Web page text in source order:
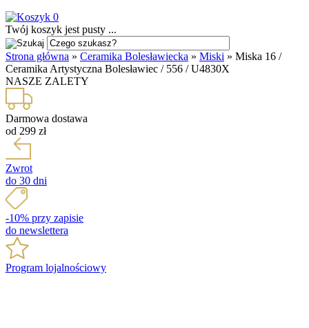
0
Twój koszyk jest pusty ...
Strona główna » Ceramika Bolesławiecka » Miski » Miska 16 /
Ceramika Artystyczna Bolesławiec / 556 / U4830X
NASZE ZALETY
Darmowa dostawa
od 299 zł
Zwrot
do 30 dni
-10% przy zapisie
do newslettera
Program lojalnościowy